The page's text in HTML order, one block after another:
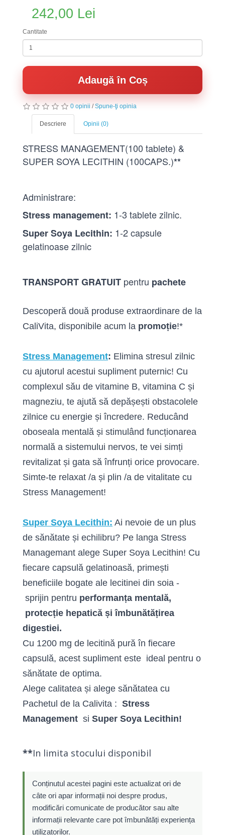
242,00 Lei
Cantitate
Adaugă în Coș
0 opinii /Spune-ţi opinia
Descriere Opinii (0)
STRESS MANAGEMENT(100 tablete) &
SUPER SOYA LECITHIN (100CAPS.)**
Administrare:
Stress management: 1-3 tablete zilnic.
Super Soya Lecithin: 1-2 capsule
gelatinoase zilnic
TRANSPORT GRATUIT pentru pachete
Descoperă două produse extraordinare de la
CaliVita, disponibile acum la promoție!*
Stress Management: Elimina stresul zilnic
cu ajutorul acestui supliment puternic! Cu
complexul său de vitamine B, vitamina C și
magneziu, te ajută să depășești obstacolele
zilnice cu energie și încredere. Reducând
oboseala mentală și stimulând funcționarea
normală a sistemului nervos, te vei simți
revitalizat și gata să înfrunți orice provocare.
Simte-te relaxat /a și plin /a de vitalitate cu
Stress Management!
Super Soya Lecithin: Ai nevoie de un plus
de sănătate și echilibru? Pe langa Stress
Managemant alege Super Soya Lecithin! Cu
fiecare capsulă gelatinoasă, primești
beneficiile bogate ale lecitinei din soia -
sprijin pentru performanța mentală,
protecție hepatică și îmbunătățirea
digestiei.
Cu 1200 mg de lecitină pură în fiecare
capsulă, acest supliment este ideal pentru o
sănătate de optima.
Alege calitatea și alege sănătatea cu
Pachetul de la Calivita : Stress
Management si Super Soya Lecithin!
**In limita stocului disponibil
Conținutul acestei pagini este actualizat ori de
câte ori apar informații noi despre produs,
modificări comunicate de producător sau alte
informații relevante care pot îmbunătăți experiența
utilizatorilor.